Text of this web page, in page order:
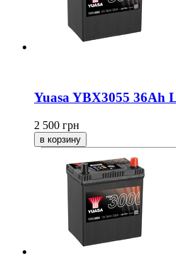
Yuasa YBX3055 36Ah
2 500 грн